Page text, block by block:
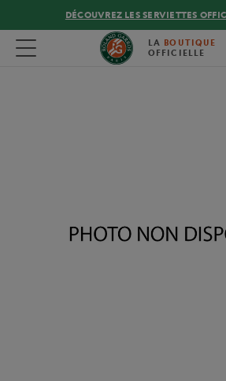
DÉCOUVREZ LES SERVIETTES
Toggle navigation LA BOUTIQUE
OFFICIELLE